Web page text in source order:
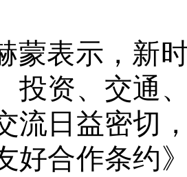
蒙表示，新
投资、交通
流日益密切
好合作条约